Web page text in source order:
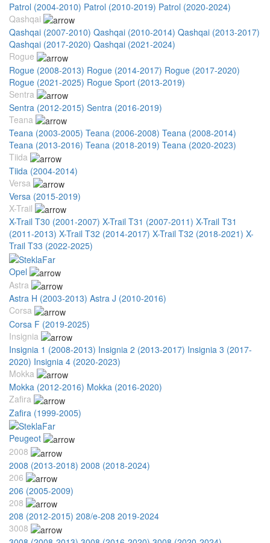
Patrol (2004-2010) Patrol (2010-2019) Patrol (2020-2024)
Qashqai
Qashqai (2007-2010) Qashqai (2010-2014) Qashqai (2013-2017)
Qashqai (2017-2020) Qashqai (2021-2024)
Rogue
Rogue (2008-2013) Rogue (2014-2017) Rogue (2017-2020)
Rogue (2021-2025) Rogue Sport (2013-2019)
Sentra
Sentra (2012-2015) Sentra (2016-2019)
Teana
Teana (2003-2005) Teana (2006-2008) Teana (2008-2014)
Teana (2013-2016) Teana (2018-2019) Teana (2020-2023)
Tiida
Tiida (2004-2014)
Versa
Versa (2015-2019)
X-Trail
X-Trail T30 (2001-2007) X-Trail T31 (2007-2011) X-Trail T31
(2011-2013) X-Trail T32 (2014-2017) X-Trail T32 (2018-2021) X-
Trail T33 (2022-2025)
Opel
Astra
Astra H (2003-2013) Astra J (2010-2016)
Corsa
Corsa F (2019-2025)
Insignia
Insignia 1 (2008-2013) Insignia 2 (2013-2017) Insignia 3 (2017-
2020) Insignia 4 (2020-2023)
Mokka
Mokka (2012-2016) Mokka (2016-2020)
Zafira
Zafira (1999-2005)
Peugeot
2008
2008 (2013-2018) 2008 (2018-2024)
206
206 (2005-2009)
208
208 (2012-2015) 208/e-208 2019-2024
3008